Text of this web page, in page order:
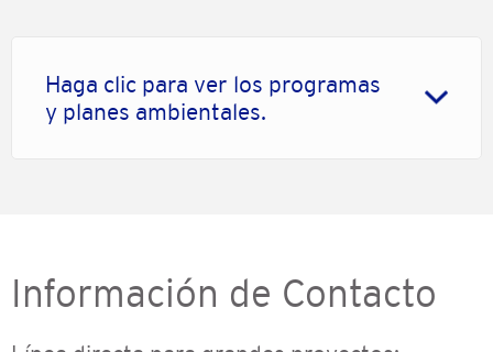
Haga clic para ver los programas
y planes ambientales.
Información de Contacto